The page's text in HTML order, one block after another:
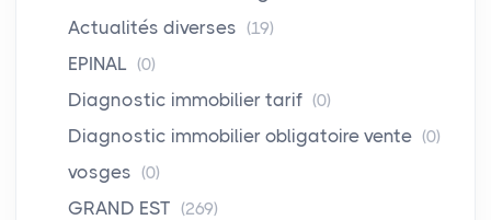
Actualités diverses (19)
EPINAL (0)
Diagnostic immobilier tarif (0)
Diagnostic immobilier obligatoire vente (0)
vosges (0)
GRAND EST (269)